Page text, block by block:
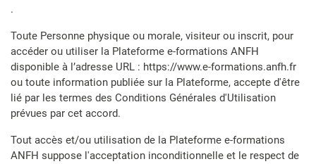
.
Toute Personne physique ou morale, visiteur ou inscrit, pour
accéder ou utiliser la Plateforme e-formations ANFH
disponible à l’adresse URL : https://www.e-formations.anfh.fr
ou toute information publiée sur la Plateforme, accepte d'être
lié par les termes des Conditions Générales d'Utilisation
prévues par cet accord.
Tout accès et/ou utilisation de la Plateforme e-formations
ANFH suppose l'acceptation inconditionnelle et le respect de